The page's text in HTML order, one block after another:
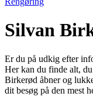
Silvan
Er du på udkig efter
Her kan du finde alt,
Birkerød åbner og
dit besøg på den mest